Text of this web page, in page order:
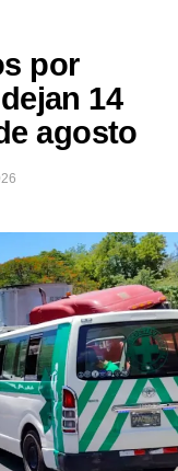
por
14
agosto